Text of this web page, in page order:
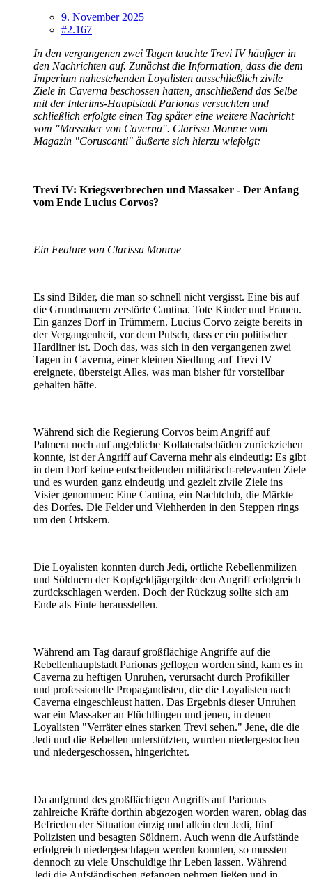
9. November 2025
#2.167
In den vergangenen zwei Tagen tauchte Trevi IV häufiger in
den Nachrichten auf. Zunächst die Information, dass die dem
Imperium nahestehenden Loyalisten ausschließlich zivile
Ziele in Caverna beschossen hatten, anschließend das Selbe
mit der Interims-Hauptstadt Parionas versuchten und
schließlich erfolgte einen Tag später eine weitere Nachricht
vom "Massaker von Caverna". Clarissa Monroe vom
Magazin "Coruscanti" äußerte sich hierzu wiefolgt:
Trevi IV: Kriegsverbrechen und Massaker - Der Anfang
vom Ende Lucius Corvos?
Ein Feature von Clarissa Monroe
Es sind Bilder, die man so schnell nicht vergisst. Eine bis auf
die Grundmauern zerstörte Cantina. Tote Kinder und Frauen.
Ein ganzes Dorf in Trümmern. Lucius Corvo zeigte bereits in
der Vergangenheit, vor dem Putsch, dass er ein politischer
Hardliner ist. Doch das, was sich in den vergangenen zwei
Tagen in Caverna, einer kleinen Siedlung auf Trevi IV
ereignete, übersteigt Alles, was man bisher für vorstellbar
gehalten hätte.
Während sich die Regierung Corvos beim Angriff auf
Palmera noch auf angebliche Kollateralschäden zurückziehen
konnte, ist der Angriff auf Caverna mehr als eindeutig: Es gibt
in dem Dorf keine entscheidenden militärisch-relevanten Ziele
und es wurden ganz eindeutig und gezielt zivile Ziele ins
Visier genommen: Eine Cantina, ein Nachtclub, die Märkte
des Dorfes. Die Felder und Viehherden in den Steppen rings
um den Ortskern.
Die Loyalisten konnten durch Jedi, örtliche Rebellenmilizen
und Söldnern der Kopfgeldjägergilde den Angriff erfolgreich
zurückschlagen werden. Doch der Rückzug sollte sich am
Ende als Finte herausstellen.
Während am Tag darauf großflächige Angriffe auf die
Rebellenhauptstadt Parionas geflogen worden sind, kam es in
Caverna zu heftigen Unruhen, verursacht durch Profikiller
und professionelle Propagandisten, die die Loyalisten nach
Caverna eingeschleust hatten. Das Ergebnis dieser Unruhen
war ein Massaker an Flüchtlingen und jenen, in denen
Loyalisten "Verräter eines starken Trevi sehen." Jene, die die
Jedi und die Rebellen unterstützten, wurden niedergestochen
und niedergeschossen, hingerichtet.
Da aufgrund des großflächigen Angriffs auf Parionas
zahlreiche Kräfte dorthin abgezogen worden waren, oblag das
Befrieden der Situation einzig und allein den Jedi, fünf
Polizisten und besagten Söldnern. Auch wenn die Aufstände
erfolgreich niedergeschlagen werden konnten, so mussten
dennoch zu viele Unschuldige ihr Leben lassen. Während
Jedi die Aufständischen gefangen nehmen ließen und in